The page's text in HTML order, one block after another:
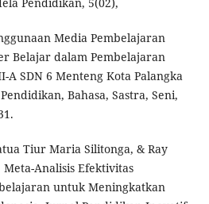
Pendidikan, 5(02),
Media Pembelajaran
Belajar dalam Pembelajaran
A SDN 6 Menteng Kota Palangka
Bahasa, Sastra, Seni,
Tiur Maria Silitonga, & Ray
Analisis Efektivitas
untuk Meningkatkan